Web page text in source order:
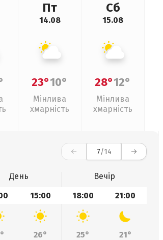
Пт
14.08
23°10°
Мінлива
хмарність
Сб
15.08
28°12°
Мінлива
хмарність
7/14
День
Вечір
15:00 18:00 21:00
26° 25°
21°